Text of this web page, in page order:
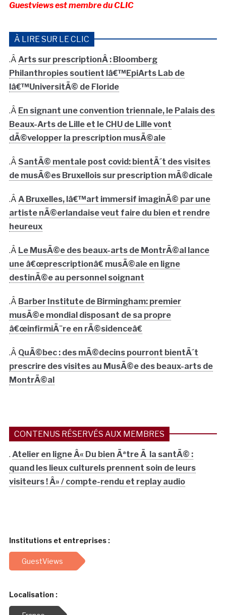
Guestviews est membre du CLIC
À LIRE SUR LE CLIC
.Â Arts sur prescriptionÂ : Bloomberg
Philanthropies soutient lâ€™EpiArts Lab de
lâ€™UniversitÃ© de Floride
.Â En signant une convention triennale, le Palais des
Beaux-Arts de Lille et le CHU de Lille vont
dÃ©velopper la prescription musÃ©ale
.Â SantÃ© mentale post covid: bientÃ´t des visites
de musÃ©es Bruxellois sur prescription mÃ©dicale
.Â A Bruxelles, lâ€™art immersif imaginÃ© par une
artiste nÃ©erlandaise veut faire du bien et rendre
heureux
.Â Le MusÃ©e des beaux-arts de MontrÃ©al lance
une â€œprescriptionâ€ musÃ©ale en ligne
destinÃ©e au personnel soignant
.Â Barber Institute de Birmingham: premier
musÃ©e mondial disposant de sa propre
â€œinfirmiÃ¨re en rÃ©sidenceâ€
.Â QuÃ©bec : des mÃ©decins pourront bientÃ´t
prescrire des visites au MusÃ©e des beaux-arts de
MontrÃ©al
CONTENUS RÉSERVÉS AUX MEMBRES
. Atelier en ligne Â« Du bien Ãªtre Ã la santÃ© :
quand les lieux culturels prennent soin de leurs
visiteurs ! Â» / compte-rendu et replay audio
Institutions et entreprises :
GuestViews
Localisation :